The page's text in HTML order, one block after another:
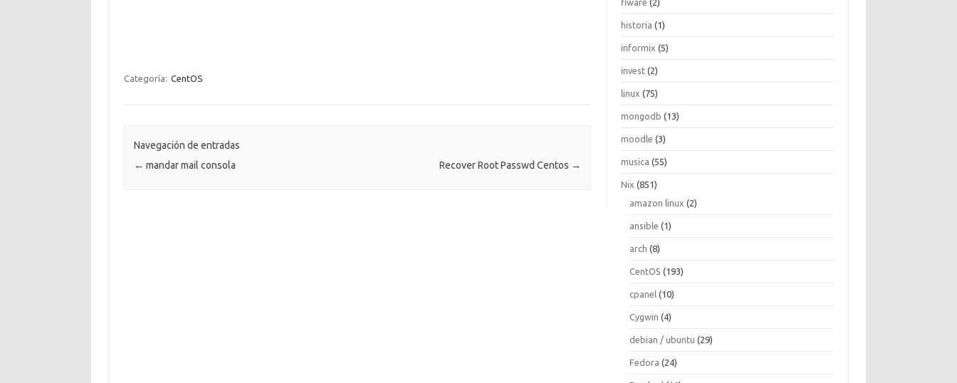
Categoría: CentOS
Navegación de entradas
← mandar mail consola Recover Root Passwd Centos →
fiware (2)
historia (1)
informix (5)
invest (2)
linux (75)
mongodb (13)
moodle (3)
musica (55)
Nix (851)
amazon linux (2)
ansible (1)
arch (8)
CentOS (193)
cpanel (10)
Cygwin (4)
debian / ubuntu (29)
Fedora (24)